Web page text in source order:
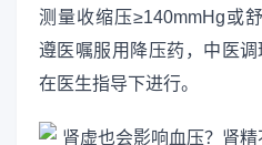
测量收缩压≥140mmHg或
遵医嘱服用降压药，中医
在医生指导下进行。